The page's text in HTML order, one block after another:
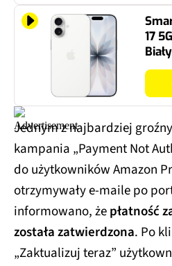
17
Biały
Jednym z najbardziej
kampania „Payment Not
do użytkowników Amazon
otrzymywały e-maile po
informowano, żepłatność
została zatwierdzona. Po
„Zaktualizuj teraz”